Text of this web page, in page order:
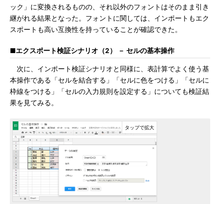
ック」に変換されるものの、それ以外のフォントはそのまま引き
継がれる結果となった。フォントに関しては、インポートもエク
スポートも高い互換性を持っていることが確認できた。
■エクスポート検証シナリオ（2） － セルの基本操作
次に、インポート検証シナリオと同様に、表計算でよく使う基
本操作である「セルを結合する」「セルに色をつける」「セルに
枠線をつける」「セルの入力規則を設定する」についても検証結
果を見てみる。